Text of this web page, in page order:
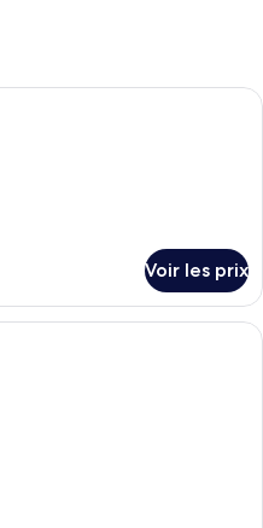
Une chambre d’hôtel avec deux lits,
Voir les prix
Une chambre d’hôtel moderne